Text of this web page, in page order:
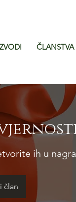
ČLANSTVA
ih u
član